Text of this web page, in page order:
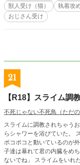
獣人受け（猫）
執着攻
おじさん受け
21
【R18】スライム調
不死じゃない不死鳥（ただの
スライムに調教されちゃうお話です 「どうしよう、どうしよ
らシャワーを浴びていた。
ポコポコと動いているのが外からでも分かっ
子達は暴れて君の内臓をめ
ないでね」 スライムをいれた店主の言葉が再びAの頭の中をよぎった。 彼女の